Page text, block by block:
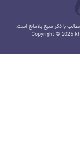
با ذکر منبع بلامانع است.
Copyright © 2025